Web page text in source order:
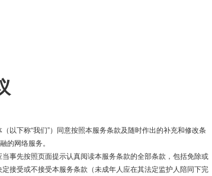
下称“我们”）同意按照本服务条款及随时作出的补充和修改条
的网络服务。
先按照页面提示认真阅读本服务条款的全部条款，包括免除或
接受或不接受本服务条款（未成年人应在其法定监护人陪同下完